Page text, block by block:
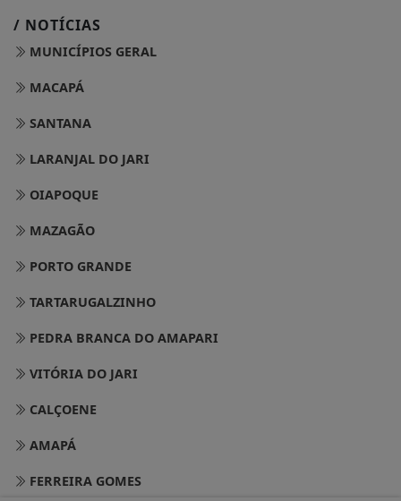
/ NOTÍCIAS
MUNICÍPIOS GERAL
MACAPÁ
SANTANA
LARANJAL DO JARI
OIAPOQUE
MAZAGÃO
PORTO GRANDE
TARTARUGALZINHO
PEDRA BRANCA DO AMAPARI
VITÓRIA DO JARI
CALÇOENE
AMAPÁ
FERREIRA GOMES